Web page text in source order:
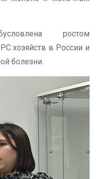
ростом
хозяйств в России и
болезни.